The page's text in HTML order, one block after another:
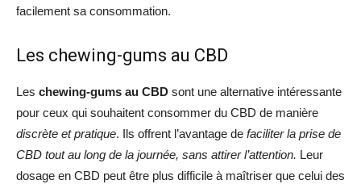
facilement sa consommation.
Les chewing-gums au CBD
Les chewing-gums au CBD sont une alternative intéressante
pour ceux qui souhaitent consommer du CBD de manière
discrète et pratique. Ils offrent l’avantage de faciliter la prise de
CBD tout au long de la journée, sans attirer l’attention. Leur
dosage en CBD peut être plus difficile à maîtriser que celui des